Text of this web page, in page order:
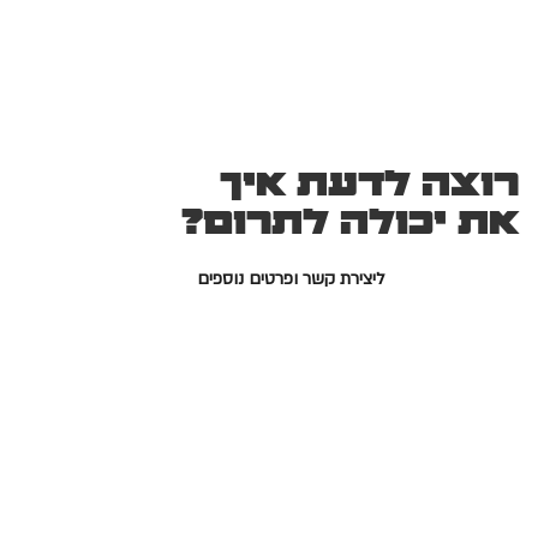
רוצה לדעת איך
את יכולה לתרום?
ליצירת קשר ופרטים נוספים